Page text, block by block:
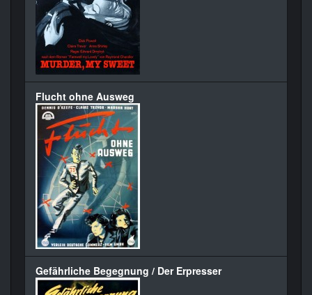
Flucht ohne Ausweg
Gefährliche Begegnung / Der Erpresser